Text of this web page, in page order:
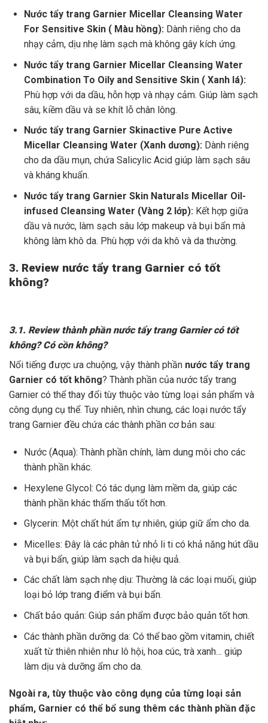
Nước tẩy trang Garnier Micellar Cleansing Water
For Sensitive Skin ( Màu hồng): Dành riêng cho da
nhạy cảm, dịu nhẹ làm sạch mà không gây kích ứng.
Nước tẩy trang Garnier Micellar Cleansing Water
Combination To Oily and Sensitive Skin ( Xanh lá):
Phù hợp với da dầu, hỗn hợp và nhạy cảm. Giúp làm sạch
sâu, kiềm dầu và se khít lỗ chân lông.
Nước tẩy trang Garnier Skinactive Pure Active
Micellar Cleansing Water (Xanh dương): Dành riêng
cho da dầu mụn, chứa Salicylic Acid giúp làm sạch sâu
và kháng khuẩn.
Nước tẩy trang Garnier Skin Naturals Micellar Oil-
infused Cleansing Water (Vàng 2 lớp): Kết hợp giữa
dầu và nước, làm sạch sâu lớp makeup và bụi bẩn mà
không làm khô da. Phù hợp với da khô và da thường.
3. Review nước tẩy trang Garnier có tốt
không?
3.1. Review thành phần nước tẩy trang Garnier có tốt
không? Có cồn không?
Nổi tiếng được ưa chuộng, vậy thành phần nước tẩy trang
Garnier có tốt không? Thành phần của nước tẩy trang
Garnier có thể thay đổi tùy thuộc vào từng loại sản phẩm và
công dụng cụ thể. Tuy nhiên, nhìn chung, các loại nước tẩy
trang Garnier đều chứa các thành phần cơ bản sau:
Nước (Aqua): Thành phần chính, làm dung môi cho các
thành phần khác.
Hexylene Glycol: Có tác dụng làm mềm da, giúp các
thành phần khác thẩm thấu tốt hơn.
Glycerin: Một chất hút ẩm tự nhiên, giúp giữ ẩm cho da.
Micelles: Đây là các phân tử nhỏ li ti có khả năng hút dầu
và bụi bẩn, giúp làm sạch da hiệu quả.
Các chất làm sạch nhẹ dịu: Thường là các loại muối, giúp
loại bỏ lớp trang điểm và bụi bẩn.
Chất bảo quản: Giúp sản phẩm được bảo quản tốt hơn.
Các thành phần dưỡng da: Có thể bao gồm vitamin, chiết
xuất từ thiên nhiên như lô hội, hoa cúc, trà xanh… giúp
làm dịu và dưỡng ẩm cho da.
Ngoài ra, tùy thuộc vào công dụng của từng loại sản
phẩm, Garnier có thể bổ sung thêm các thành phần đặc